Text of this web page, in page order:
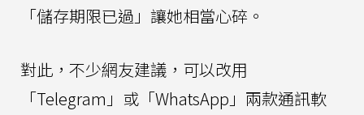
「儲存期限已過」讓她相當心碎。
對此，不少網友建議，可以改用
「Telegram」或「WhatsApp」兩款通訊軟